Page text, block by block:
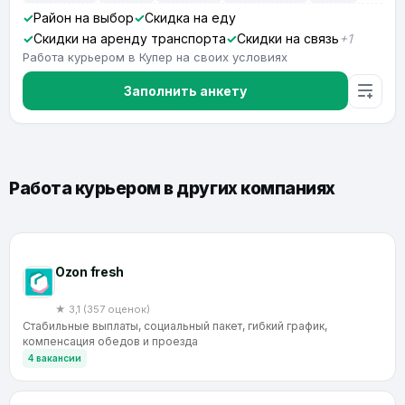
Район на выбор
Скидка на еду
Скидки на аренду транспорта
Скидки на связь +1
Работа курьером в Купер на своих условиях
Заполнить анкету
Работа курьером в других компаниях
Ozon fresh
★ 3,1 (357 оценок)
Стабильные выплаты, социальный пакет, гибкий график,
компенсация обедов и проезда
4 вакансии